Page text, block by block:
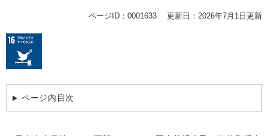
ページID：0001633 更新日：2026年7月1日更新
ページ内目次